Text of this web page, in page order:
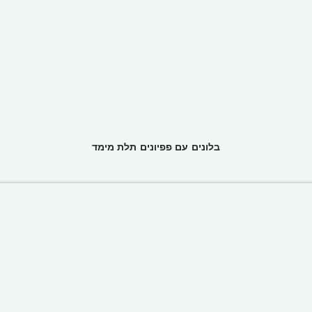
בלונים עם פפיונים תלת מימד